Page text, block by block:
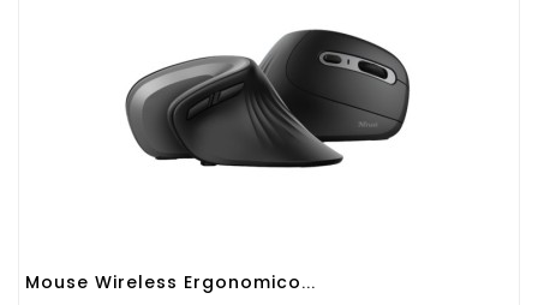
Mouse Wireless Ergonomico...